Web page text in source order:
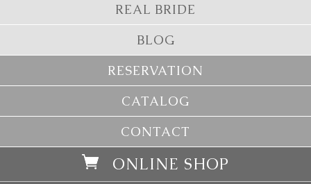
REAL BRIDE
BLOG
RESERVATION
CATALOG
CONTACT
ONLINE SHOP